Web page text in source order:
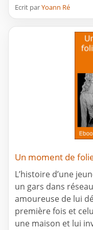
Ecrit parYoann Ré
Un moment de
L’histoire d’une
un gars dans
amoureuse de lui
première fois et
une maison et lui